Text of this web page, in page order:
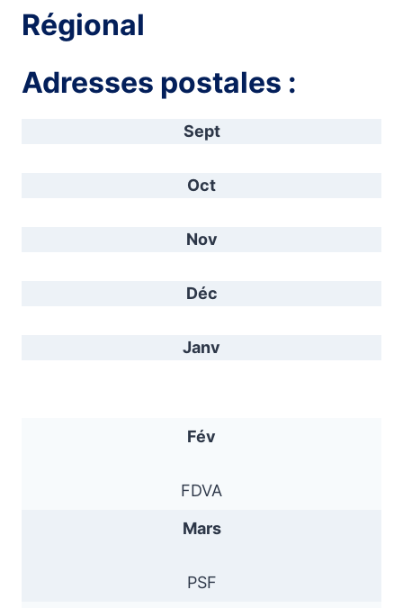
Régional
Adresses postales :
Sept
Oct
Nov
Déc
Janv
Fév
FDVA
Mars
PSF